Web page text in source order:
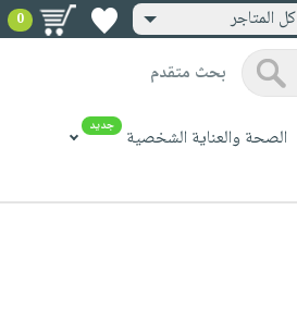
كل المتاجر 0
بحث متقدم
الصحة والعناية الشخصية جديد